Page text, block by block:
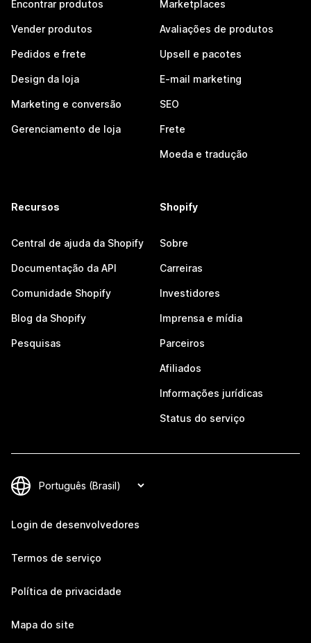
Encontrar produtos
Vender produtos
Pedidos e frete
Design da loja
Marketing e conversão
Gerenciamento de loja
Marketplaces
Avaliações de produtos
Upsell e pacotes
E-mail marketing
SEO
Frete
Moeda e tradução
Recursos
Central de ajuda da Shopify
Documentação da API
Comunidade Shopify
Blog da Shopify
Pesquisas
Shopify
Sobre
Carreiras
Investidores
Imprensa e mídia
Parceiros
Afiliados
Informações jurídicas
Status do serviço
Login de desenvolvedores
Termos de serviço
Política de privacidade
Mapa do site